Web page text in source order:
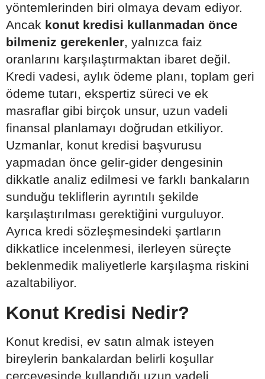
yöntemlerinden biri olmaya devam ediyor.
Ancak konut kredisi kullanmadan önce
bilmeniz gerekenler, yalnızca faiz
oranlarını karşılaştırmaktan ibaret değil.
Kredi vadesi, aylık ödeme planı, toplam geri
ödeme tutarı, ekspertiz süreci ve ek
masraflar gibi birçok unsur, uzun vadeli
finansal planlamayı doğrudan etkiliyor.
Uzmanlar, konut kredisi başvurusu
yapmadan önce gelir-gider dengesinin
dikkatle analiz edilmesi ve farklı bankaların
sunduğu tekliflerin ayrıntılı şekilde
karşılaştırılması gerektiğini vurguluyor.
Ayrıca kredi sözleşmesindeki şartların
dikkatlice incelenmesi, ilerleyen süreçte
beklenmedik maliyetlerle karşılaşma riskini
azaltabiliyor.
Konut Kredisi Nedir?
Konut kredisi, ev satın almak isteyen
bireylerin bankalardan belirli koşullar
çerçevesinde kullandığı uzun vadeli